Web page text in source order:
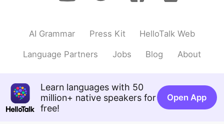
AI Grammar Press Kit HelloTalk Web
Language Partners Jobs Blog About
Learn languages with 50
million+ native speakers for
free!
Open App